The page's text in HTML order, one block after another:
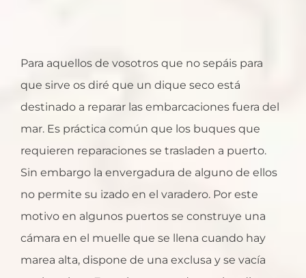
Para aquellos de vosotros que no sepáis para
que sirve os diré que un dique seco está
destinado a reparar las embarcaciones fuera del
mar. Es práctica común que los buques que
requieren reparaciones se trasladen a puerto.
Sin embargo la envergadura de alguno de ellos
no permite su izado en el varadero. Por este
motivo en algunos puertos se construye una
cámara en el muelle que se llena cuando hay
marea alta, dispone de una exclusa y se vacía